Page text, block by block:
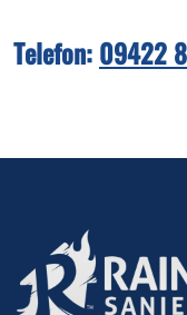
Telefon: 09422